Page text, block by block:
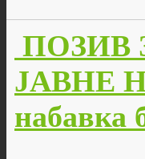
ПОЗИВ
ЈАВНЕ
набавка